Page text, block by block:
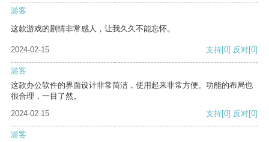
游客
这款游戏的剧情非常感人，让我久久不能忘怀。
2024-02-15 支持[0] 反对[0]
游客
这款办公软件的界面设计非常简洁，使用起来非常方便。功能的布局也
很合理，一目了然。
2024-02-15
支持[0] 反对[0]
游客